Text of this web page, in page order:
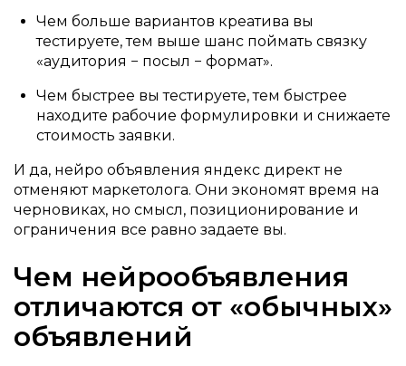
Чем больше вариантов креатива вы
тестируете, тем выше шанс поймать связку
«аудитория − посыл − формат».
Чем быстрее вы тестируете, тем быстрее
находите рабочие формулировки и снижаете
стоимость заявки.
И да, нейро объявления яндекс директ не
отменяют маркетолога. Они экономят время на
черновиках, но смысл, позиционирование и
ограничения все равно задаете вы.
Чем нейрообъявления
отличаются от «обычных»
объявлений